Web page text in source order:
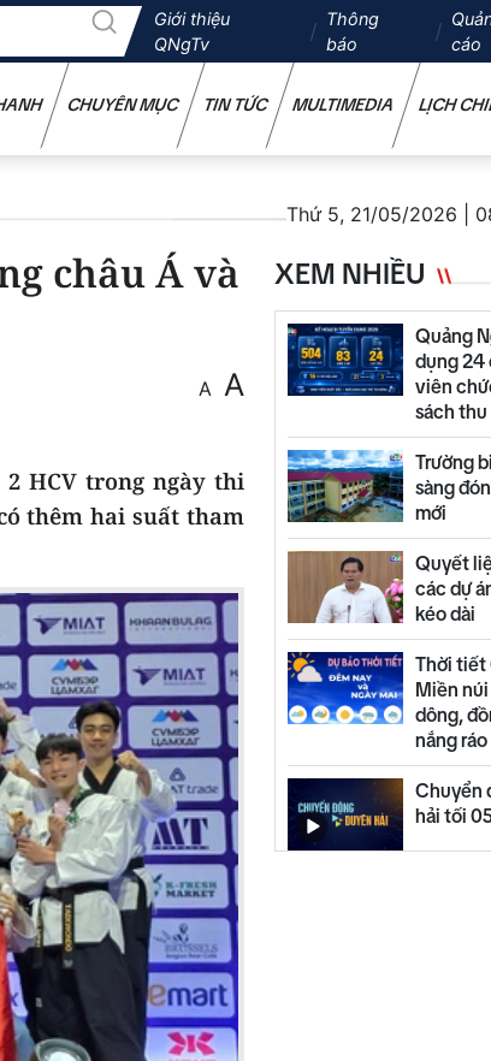
Giới thiệu
QNgTv
Thông
báo
cáo
CHUYÊN MỤC TIN TỨC MULTIMEDIA LỊCH
Thứ 5, 21/05/2026 |
châu Á và
A A
HCV trong ngày thi
thêm hai suất tham
XEM NHIỀU
Quảng
dụng 24
viên
sách
Trường
sàng
mới
Quyết
các dự
kéo dài
Thời tiết
Miền
dông,
nắng ráo
Chuyển
hải tối